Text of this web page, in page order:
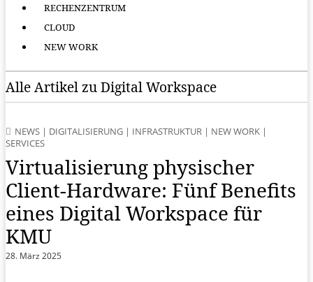
RECHENZENTRUM
CLOUD
NEW WORK
Alle Artikel zu Digital Workspace
NEWS | DIGITALISIERUNG | INFRASTRUKTUR | NEW WORK |
SERVICES
Virtualisierung physischer
Client-Hardware: Fünf Benefits
eines Digital Workspace für
KMU
28. März 2025